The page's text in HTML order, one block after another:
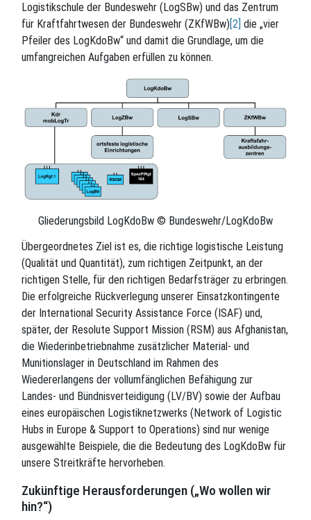
Logistikschule der Bundeswehr (LogSBw) und das Zentrum
für Kraftfahrtwesen der Bundeswehr (ZKfWBw) [2] die „vier
Pfeiler des LogKdoBw“ und damit die Grundlage, um die
umfangreichen Aufgaben erfüllen zu können.
Gliederungsbild LogKdoBw © Bundeswehr/LogKdoBw
Übergeordnetes Ziel ist es, die richtige logistische Leistung
(Qualität und Quantität), zum richtigen Zeitpunkt, an der
richtigen Stelle, für den richtigen Bedarfsträger zu erbringen.
Die erfolgreiche Rückverlegung unserer Einsatzkontingente
der International Security Assistance Force (ISAF) und,
später, der Resolute Support Mission (RSM) aus Afghanistan,
die Wiederinbetriebnahme zusätzlicher Material- und
Munitionslager in Deutschland im Rahmen des
Wiedererlangens der vollumfänglichen Befähigung zur
Landes- und Bündnisverteidigung (LV/BV) sowie der Aufbau
eines europäischen Logistiknetzwerks (Network of Logistic
Hubs in Europe & Support to Operations) sind nur wenige
ausgewählte Beispiele, die die Bedeutung des LogKdoBw für
unsere Streitkräfte hervorheben.
Zukünftige Herausforderungen („Wo wollen wir
hin?“)